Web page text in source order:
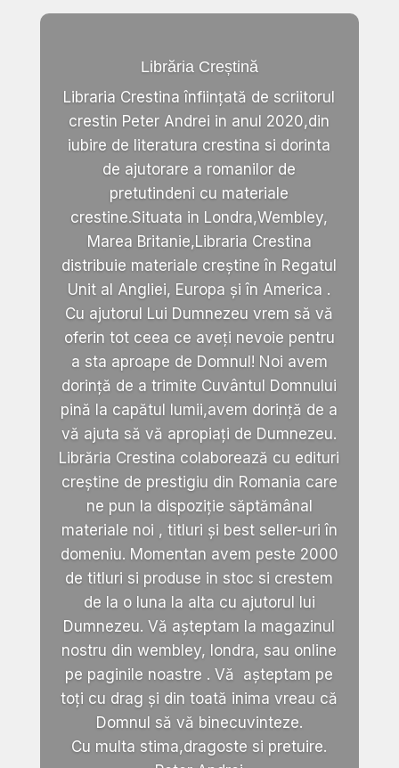
Librăria Creștină
Libraria Crestina înființată de scriitorul
crestin Peter Andrei in anul 2020,din
iubire de literatura crestina si dorinta
de ajutorare a romanilor de
pretutindeni cu materiale
crestine.Situata in Londra,Wembley,
Marea Britanie,Libraria Crestina
distribuie materiale creștine în Regatul
Unit al Angliei, Europa și în America .
Cu ajutorul Lui Dumnezeu vrem să vă
oferin tot ceea ce aveți nevoie pentru
a sta aproape de Domnul! Noi avem
dorință de a trimite Cuvântul Domnului
pină la capătul lumii,avem dorință de a
vă ajuta să vă apropiați de Dumnezeu.
Librăria Crestina colaborează cu edituri
creștine de prestigiu din Romania care
ne pun la dispoziție săptămânal
materiale noi , titluri și best seller-uri în
domeniu. Momentan avem peste 2000
de titluri si produse in stoc si crestem
de la o luna la alta cu ajutorul lui
Dumnezeu. Vă așteptam la magazinul
nostru din wembley, londra, sau online
pe paginile noastre . Vă așteptam pe
toți cu drag și din toată inima vreau că
Domnul să vă binecuvinteze.
Cu multa stima,dragoste si pretuire.